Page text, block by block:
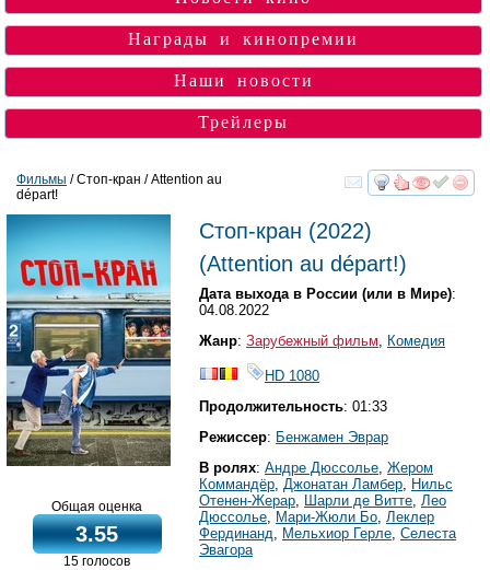
Награды и кинопремии
Наши новости
Трейлеры
смотреть
Фильмы / Стоп-кран / Attention au
départ!
Общая оценка
3.55
15 голосов
Стоп-кран (2022)
(Attention au départ!)
Дата выхода в России (или в Мире):
04.08.2022
Жанр: Зарубежный фильм Комедия
HD 1080
Продолжительность: 01:33
Режиссер: Бенжамен Эврар
В ролях: Андре Дюссолье Жером
Коммандёр Джонатан Ламбер
Нильс
Отенен-Жерар
Шарли де Витте Лео
Дюссолье
Мари-Жюли Бо Леклер
Фердинанд
Мельхиор Герле Селеста
Эвагора